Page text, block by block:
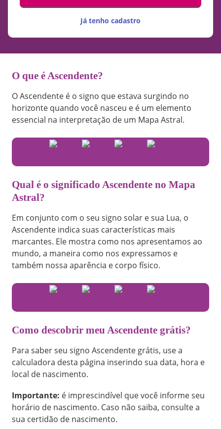
Já tenho cadastro
O que é Ascendente?
O Ascendente é o signo que estava surgindo no
horizonte quando você nasceu e é um elemento
essencial na interpretação de um Mapa Astral.
Qual é o significado Ascendente no Mapa
Astral?
Em conjunto com o seu signo solar e sua Lua, o
Ascendente indica suas características mais
marcantes. Ele mostra como nos apresentamos ao
mundo, a maneira como nos expressamos e
também nossa aparência e corpo físico.
Como descobrir meu Ascendente grátis?
Para saber seu signo Ascendente grátis, use a
calculadora desta página inserindo sua data, hora e
local de nascimento.
Importante: é imprescindível que você informe seu
horário de nascimento. Caso não saiba, consulte a
sua certidão de nascimento.